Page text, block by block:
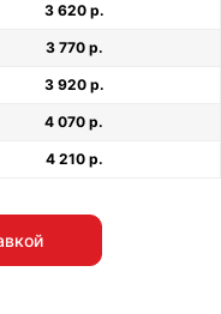
3 620 р.
3 770 р.
3 920 р.
4 070 р.
4 210 р.